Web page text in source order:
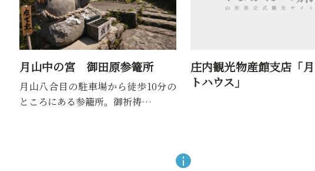
月山中の宮 御田原参篭所
月山八合目の駐車場から徒歩10分の
ところにある参籠所。御祈祷…
庄内観光物産館支店「
トハウス」